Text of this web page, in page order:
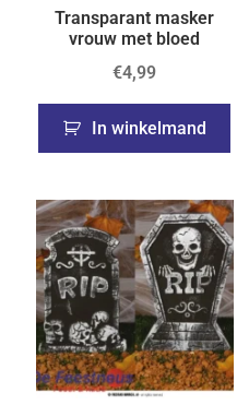
Transparant masker
vrouw met bloed
€4,99
In winkelmand